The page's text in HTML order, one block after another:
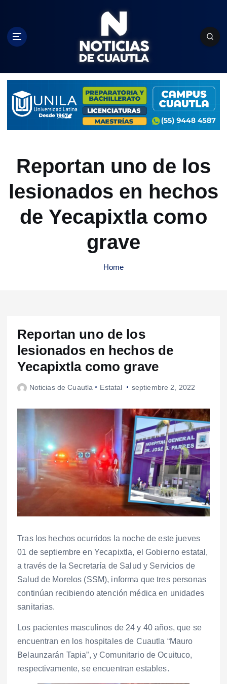
c
Reportan uno de los
lesionados en hechos
de Yecapixtla como
grave
Home
Reportan uno de los
lesionados en hechos de
Yecapixtla como grave
Noticias de Cuautla Estatal septiembre 2, 2022
Tras los hechos ocurridos la noche de este jueves
01 de septiembre en Yecapixtla, el Gobierno estatal,
a través de la Secretaría de Salud y Servicios de
Salud de Morelos (SSM), informa que tres personas
continúan recibiendo atención médica en unidades
sanitarias.
Los pacientes masculinos de 24 y 40 años, que se
encuentran en los hospitales de Cuautla “Mauro
Belaunzarán Tapia”, y Comunitario de Ocuituco,
respectivamente, se encuentran estables.